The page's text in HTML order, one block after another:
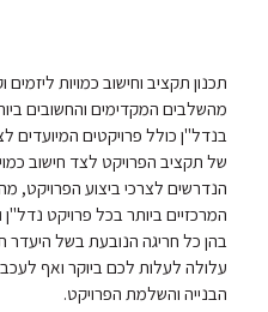
תכנון תקציב וחישוב כמויות
מהשלבים המקדימים והחשובים
בנדל"ן כולל פרויקטים המיועדים
של תקציב הפרויקט לצד חישוב
הנדרשים לצרכי ביצוע הפרויקט,
המרכזיים ביותר בכל פרויקט נדל"ן
בהן כל חריגה הנובעת בשל היעדר
עלולה לעלות לכם ביוקר ואף
הבנייה והשלמת הפרויקט.